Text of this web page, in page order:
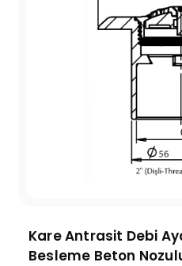
Kare Antrasit Debi
Besleme Beton